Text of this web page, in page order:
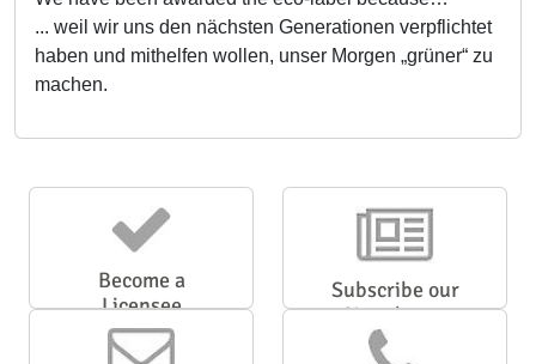
... weil wir uns den nächsten Generationen verpflichtet
haben und mithelfen wollen, unser Morgen „grüner“ zu
machen.
Become a
Licensee
Subscribe our
Newsletter